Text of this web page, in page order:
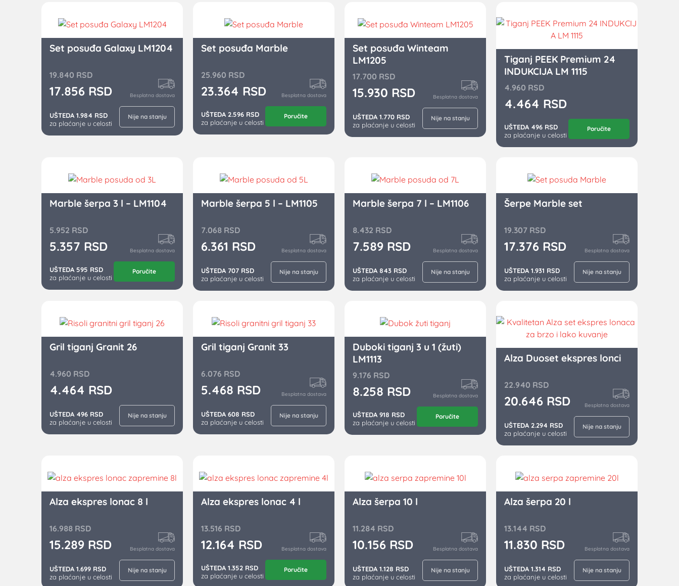
Set posuđa Galaxy LM1204
19.840 RSD
17.856 RSD Besplatna dostava
UŠTEDA 1.984 RSD
za plaćanje u celosti
Nije na stanju
Set posuđa Marble
25.960 RSD
23.364 RSD Besplatna dostava
UŠTEDA 2.596 RSD
za plaćanje u celosti
Poručite
Set posuđa Winteam
LM1205
17.700 RSD
15.930 RSD Besplatna dostava
UŠTEDA 1.770 RSD
za plaćanje u celosti
Nije na stanju
Tiganj PEEK Premium 24
INDUKCIJA LM 1115
4.960 RSD
4.464 RSD
UŠTEDA 496 RSD
za plaćanje u celosti
Poručite
Marble šerpa 3 l – LM1104
5.952 RSD
5.357 RSD Besplatna dostava
UŠTEDA 595 RSD
za plaćanje u celosti
Poručite
Marble šerpa 5 l – LM1105
7.068 RSD
6.361 RSD Besplatna dostava
UŠTEDA 707 RSD
za plaćanje u celosti
Nije na stanju
Marble šerpa 7 l – LM1106
8.432 RSD
7.589 RSD Besplatna dostava
UŠTEDA 843 RSD
za plaćanje u celosti
Nije na stanju
Šerpe Marble set
19.307 RSD
17.376 RSD Besplatna dostava
UŠTEDA 1.931 RSD
za plaćanje u celosti
Nije na stanju
Gril tiganj Granit 26
4.960 RSD
4.464 RSD
UŠTEDA 496 RSD
za plaćanje u celosti
Nije na stanju
Gril tiganj Granit 33
6.076 RSD
5.468 RSD Besplatna dostava
UŠTEDA 608 RSD
za plaćanje u celosti
Nije na stanju
Duboki tiganj 3 u 1 (žuti)
LM1113
9.176 RSD
8.258 RSD Besplatna dostava
UŠTEDA 918 RSD
za plaćanje u celosti
Poručite
Alza Duoset ekspres lonci
22.940 RSD
20.646 RSD Besplatna dostava
UŠTEDA 2.294 RSD
za plaćanje u celosti
Nije na stanju
Alza ekspres lonac 8 l
16.988 RSD
15.289 RSD Besplatna dostava
UŠTEDA 1.699 RSD
za plaćanje u celosti
Nije na stanju
Alza ekspres lonac 4 l
13.516 RSD
12.164 RSD Besplatna dostava
UŠTEDA 1.352 RSD
za plaćanje u celosti
Poručite
Alza šerpa 10 l
11.284 RSD
10.156 RSD Besplatna dostava
UŠTEDA 1.128 RSD
za plaćanje u celosti
Nije na stanju
Alza šerpa 20 l
13.144 RSD
11.830 RSD Besplatna dostava
UŠTEDA 1.314 RSD
za plaćanje u celosti
Nije na stanju